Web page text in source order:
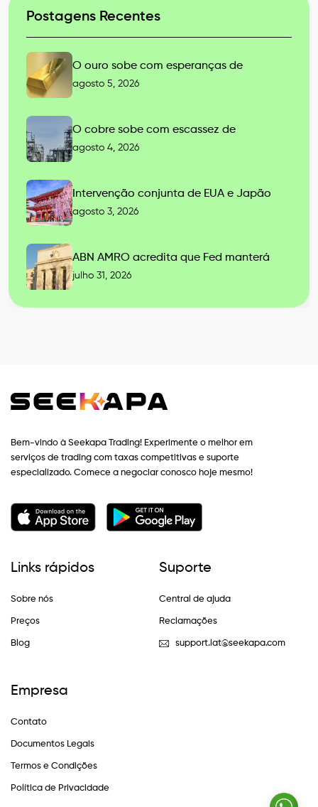
Postagens Recentes
O ouro sobe com esperanças de
agosto 5, 2026
O cobre sobe com escassez de
agosto 4, 2026
Intervenção conjunta de EUA e Japão
agosto 3, 2026
ABN AMRO acredita que Fed manterá
julho 31, 2026
Bem-vindo à Seekapa Trading! Experimente o melhor em
serviços de trading com taxas competitivas e suporte
especializado. Comece a negociar conosco hoje mesmo!
Links rápidos
Sobre nós
Preços
Blog
Suporte
Central de ajuda
Reclamações
support.lat@seekapa.com
Empresa
Contato
Documentos Legais
Termos e Condições
Política de Privacidade